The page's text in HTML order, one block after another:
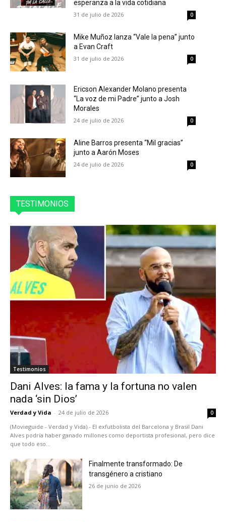
esperanza a la vida cotidiana
31 de julio de 2026 0
Mike Muñoz lanza “Vale la pena” junto
a Evan Craft
31 de julio de 2026 0
Ericson Alexander Molano presenta
“La voz de mi Padre” junto a Josh
Morales
24 de julio de 2026 0
Aline Barros presenta “Mil gracias”
junto a Aarón Moses
24 de julio de 2026 0
TESTIMONIOS
Testimonios
Dani Alves: la fama y la fortuna no valen
nada ‘sin Dios’
Verdad y Vida - 24 de julio de 2026 0
(Movieguide - Verdad y Vida).- El exfutbolista del Barcelona y Brasil Dani
Alves podría haber ganado millones como deportista profesional, pero dice
que todo eso...
Finalmente transformado: De
transgénero a cristiano
26 de junio de 2026